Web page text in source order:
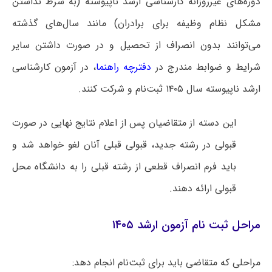
مشکل نظام وظیفه برای برادران) مانند سال‌های گذشته
می‌توانند بدون انصراف از تحصیل و در صورت داشتن سایر
شرایط و ضوابط مندرج در دفترچه راهنما، در آزمون کارشناسی
ارشد ناپیوسته سال ۱۴۰۵ ثبت‌نام و شرکت کنند.
این دسته از متقاضیان پس از اعلام نتایج نهایی در صورت
قبولی در رشته جدید، قبولی قبلی آنان لغو خواهد شد و
باید فرم انصراف قطعی از رشته قبلی را به دانشگاه محل
قبولی ارائه دهند.
مراحل ثبت نام آزمون ارشد ۱۴۰۵
مراحلی که متقاضی باید برای ثبت‌نام انجام دهد: